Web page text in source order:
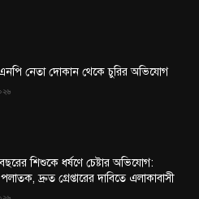
নেতা দোকান থেকে চুরির অভিযোগ
শিশুকে ধর্ষণে চেষ্টার অভিযোগ:
দ্রুত গ্রেপ্তারের দাবিতে এলাকাবাসী